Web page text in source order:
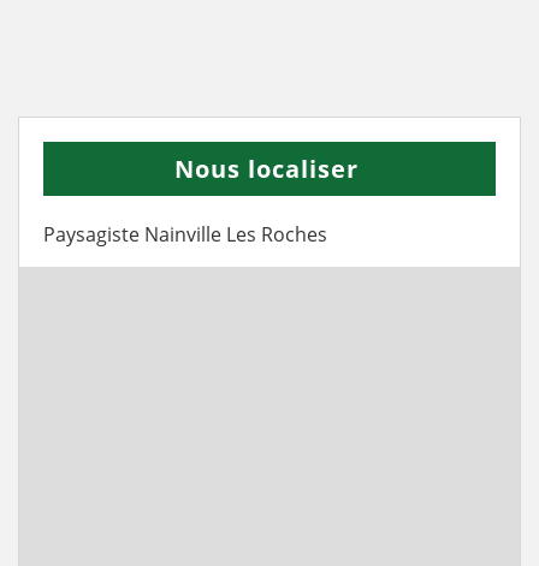
Nous localiser
Paysagiste Nainville Les Roches